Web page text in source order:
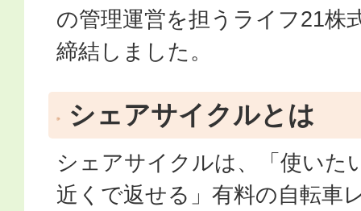
の管理運営を担うライフ21株
締結しました。
シェアサイクルとは
シェアサイクルは、「使いた
近くで返せる」有料の自転車